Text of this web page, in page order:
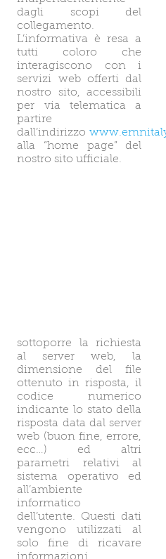
dagli scopi del
collegamento.
L’informativa è resa a
tutti coloro che
interagiscono con i
servizi web offerti dal
nostro sito, accessibili
per via telematica a
partire
dall’indirizzo
alla “home page” del
nostro sito ufficiale.